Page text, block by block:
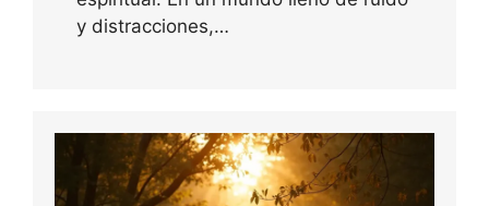
y distracciones,…